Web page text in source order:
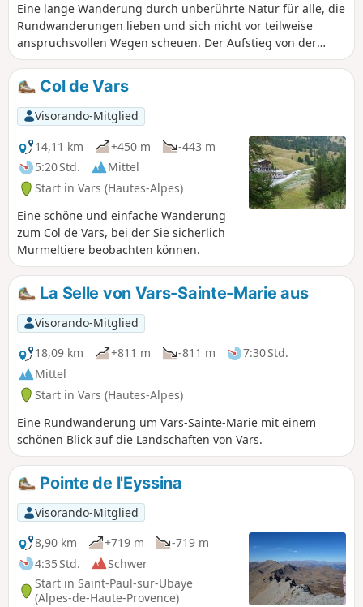
Eine lange Wanderung durch unberührte Natur für alle, die
Rundwanderungen lieben und sich nicht vor teilweise
anspruchsvollen Wegen scheuen. Der Aufstieg von der
Crachet-Hütte zum Col de Crévoux (oder Col de Jaffeuil)
erfolgt nämlich über einen oft schrägen Pfad, auf dem man
trittsicher sein muss (siehe Abschnitt „Praktische
Informationen“). Aber es ist sehr naturbelassen! Man kann
diese Rundwanderung abkürzen, indem man mit dem
Shuttlebus zum Col de Vars hinauffährt und auf dem
Rückweg (wenn möglich) einen Sessellift nimmt, um zum
Skigebiet zurückzukehren.
Col de Vars
Visorando-Mitglied
14,11 km
+450 m
-443 m
5:20 Std.
Mittel
Start in Vars (Hautes-Alpes)
Eine schöne und einfache Wanderung
zum Col de Vars, bei der Sie sicherlich
Murmeltiere beobachten können.
La Selle von Vars-Sainte-Marie aus
Visorando-Mitglied
18,09 km
+811 m -811 m
7:30 Std.
Mittel
Start in Vars (Hautes-Alpes)
Eine Rundwanderung um Vars-Sainte-Marie mit einem
schönen Blick auf die Landschaften von Vars.
Pointe de l'Eyssina
Visorando-Mitglied
8,90 km
+719 m
-719 m
4:35 Std.
Schwer
Start in Saint-Paul-sur-Ubaye
(Alpes-de-Haute-Provence)